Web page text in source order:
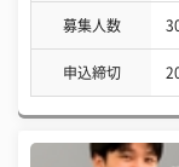
募集人数
申込締切